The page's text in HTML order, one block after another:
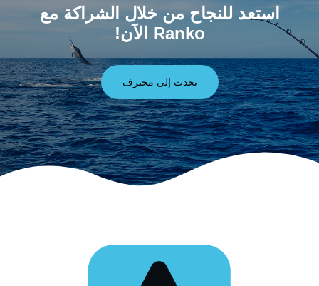
استعد للنجاح من خلال الشراكة مع
Ranko الآن!
تحدث إلى محترف